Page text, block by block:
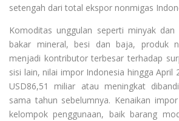
setengah dari total ekspor nonmigas
Komoditas unggulan seperti minyak
bakar mineral, besi dan baja, produk
menjadi kontributor terbesar terhadap
sisi lain, nilai impor Indonesia hingga April
USD86,51 miliar atau meningkat
sama tahun sebelumnya. Kenaikan
kelompok penggunaan, baik barang